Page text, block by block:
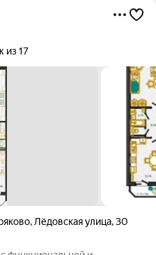
из 17
, Лёдовская улица,30